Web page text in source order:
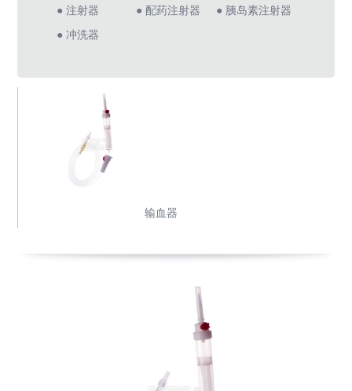
● 注射器
● 配药注射器
● 胰岛素注射器
● 冲洗器
输血器